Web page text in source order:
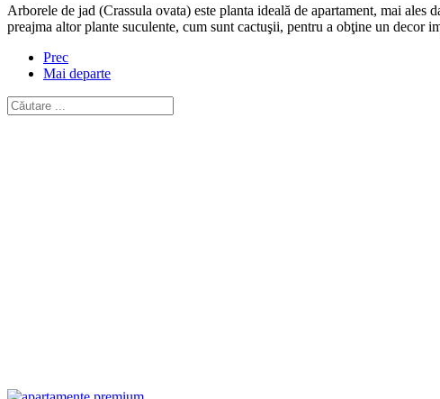
Arborele de jad (Crassula ovata) este planta ideală de apartament, mai
preajma altor plante suculente, cum sunt cactuşii, pentru a obţine un decor
Prec
Mai departe